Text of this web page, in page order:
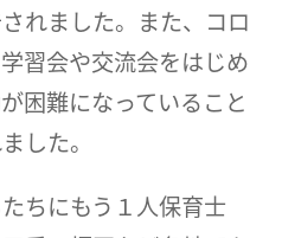
れました。また、コロ
習会や交流会をはじめ
困難になっていること
した。
ちにもう１人保育士